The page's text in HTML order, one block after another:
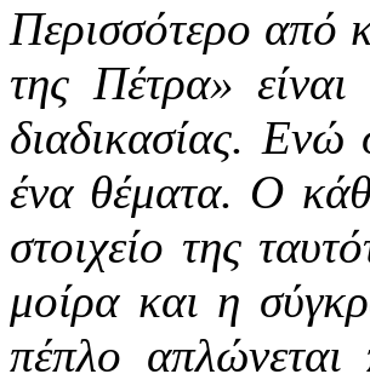
Περισσότερο από
της Πέτρα» είναι
διαδικασίας. Ενώ
ένα θέματα. Ο
στοιχείο της
μοίρα και η
πέπλο